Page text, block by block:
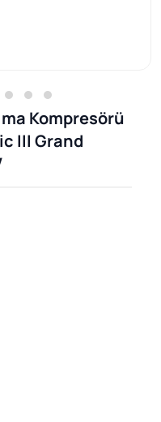
Kompresörü
III Grand